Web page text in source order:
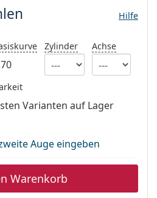
Hilfe
Zylinder Achse
Varianten auf Lager
Auge eingeben
Warenkorb